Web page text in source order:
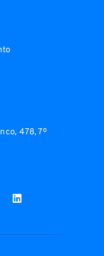
478, 7º